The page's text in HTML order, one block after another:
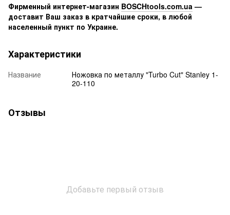
Фирменный интернет-магазин BOSCHtools.com.ua —
доставит Ваш заказ в кратчайшие сроки, в любой
населенный пункт по Украине.
Характеристики
Название
Ножовка по металлу "Turbo Cut" Stanley 1-
20-110
Отзывы
Добавьте первый отзыв